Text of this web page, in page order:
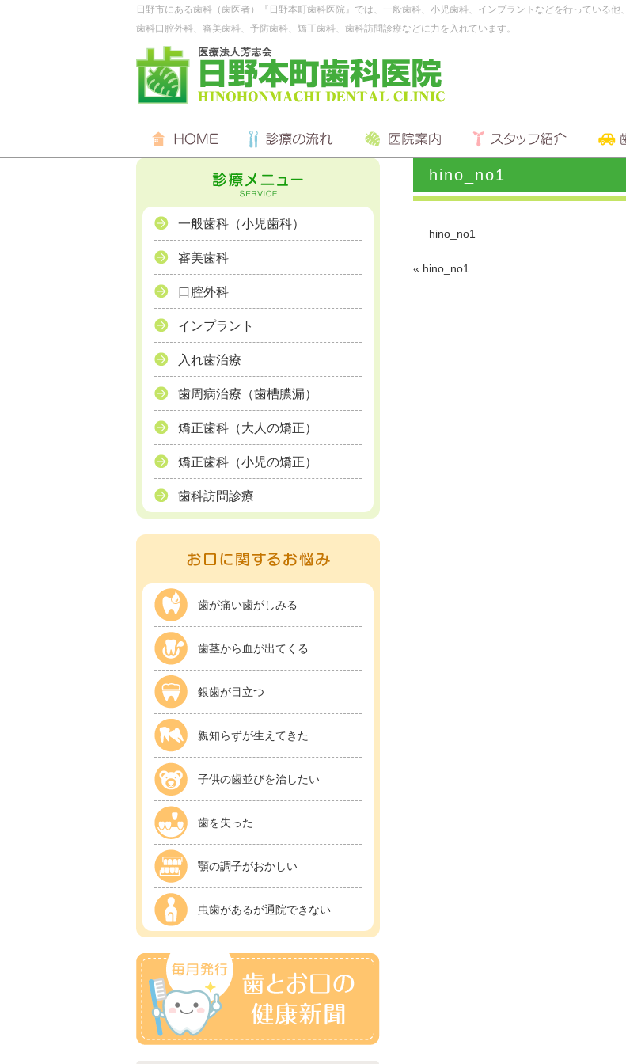
日野市にある歯科（歯医者）『日野本町歯科医院』では、一般歯科、小児歯科、インプラントなどを行っている他、
歯科口腔外科、審美歯科、予防歯科、矯正歯科、歯科訪問診療などに力を入れています。
hino_no1
hino_no1
« hino_no1
一般歯科（小児歯科）
審美歯科
口腔外科
インプラント
入れ歯治療
歯周病治療（歯槽膿漏）
矯正歯科（大人の矯正）
矯正歯科（小児の矯正）
歯科訪問診療
歯が痛い歯がしみる
歯茎から血が出てくる
銀歯が目立つ
親知らずが生えてきた
子供の歯並びを治したい
歯を失った
顎の調子がおかしい
虫歯があるが通院できない